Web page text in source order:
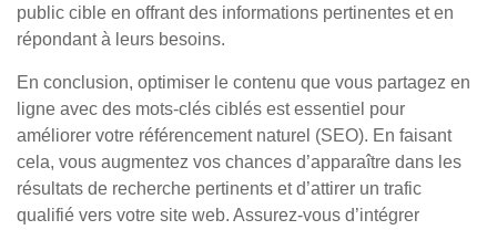
public cible en offrant des informations pertinentes et en
répondant à leurs besoins.
En conclusion, optimiser le contenu que vous partagez en
ligne avec des mots-clés ciblés est essentiel pour
améliorer votre référencement naturel (SEO). En faisant
cela, vous augmentez vos chances d’apparaître dans les
résultats de recherche pertinents et d’attirer un trafic
qualifié vers votre site web. Assurez-vous d’intégrer